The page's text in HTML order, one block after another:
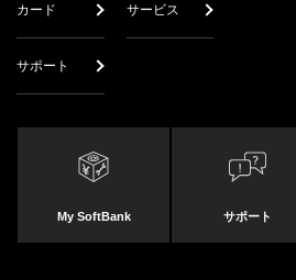
カード サービス
サポート
My SoftBank サポート